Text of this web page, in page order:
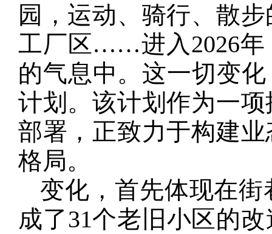
园，运动、骑行、散
工厂区……进入2026年
的气息中。这一切变
计划。该计划作为一
部署，正致力于构建
格局。
变化，首先体现在
成了31个老旧小区的